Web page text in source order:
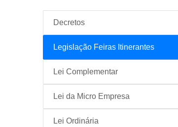
Decretos
Legislação Feiras Itinerantes
Lei Complementar
Lei da Micro Empresa
Lei Ordinária